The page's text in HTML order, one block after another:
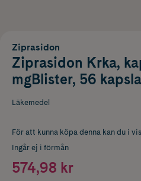
Ziprasidon
Ziprasidon Krka,
mgBlister, 56
Läkemedel
För att kunna köpa denna kan du i
Ingår ej i förmån
574,98 kr